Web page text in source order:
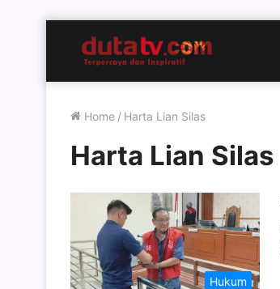
Home / Harta Lian Silas
Harta Lian Silas
Hukum